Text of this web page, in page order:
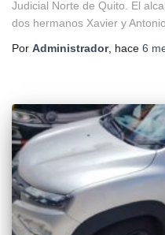
Judicial Norte de Quito. El
dos hermanos Xavier y
Por Administrador, hace 6